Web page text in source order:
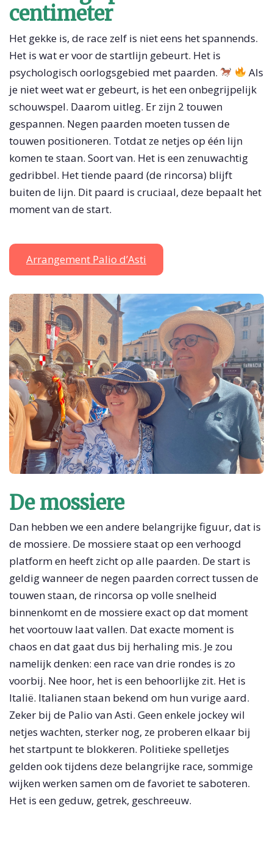
centimeter
Het gekke is, de race zelf is niet eens het spannends.
Het is wat er voor de startlijn gebeurt. Het is
psychologisch oorlogsgebied met paarden.
Als
je niet weet wat er gebeurt, is het een onbegrijpelijk
schouwspel. Daarom uitleg. Er zijn 2 touwen
gespannen. Negen paarden moeten tussen de
touwen positioneren. Totdat ze netjes op één lijn
komen te staan. Soort van. Het is een zenuwachtig
gedribbel. Het tiende paard (de rincorsa) blijft
buiten de lijn. Dit paard is cruciaal, deze bepaalt het
moment van de start.
Arrangement Palio d’Asti
De mossiere
Dan hebben we een andere belangrijke figuur, dat is
de mossiere. De mossiere staat op een verhoogd
platform en heeft zicht op alle paarden. De start is
geldig wanneer de negen paarden correct tussen de
touwen staan, de rincorsa op volle snelheid
binnenkomt en de mossiere exact op dat moment
het voortouw laat vallen. Dat exacte moment is
chaos en dat gaat dus bij herhaling mis. Je zou
namelijk denken: een race van drie rondes is zo
voorbij. Nee hoor, het is een behoorlijke zit. Het is
Italië. Italianen staan bekend om hun vurige aard.
Zeker bij de Palio van Asti. Geen enkele jockey wil
netjes wachten, sterker nog, ze proberen elkaar bij
het startpunt te blokkeren. Politieke spelletjes
gelden ook tijdens deze belangrijke race, sommige
wijken werken samen om de favoriet te saboteren.
Het is een geduw, getrek, geschreeuw.